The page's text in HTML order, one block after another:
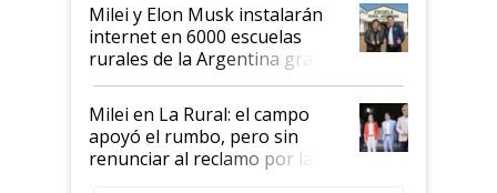
Milei y Elon Musk instalarán
internet en 6000 escuelas
rurales de la Argentina gracias
a un acuerdo con Starlink
Milei en La Rural: el campo
apoyó el rumbo, pero sin
renunciar al reclamo por las